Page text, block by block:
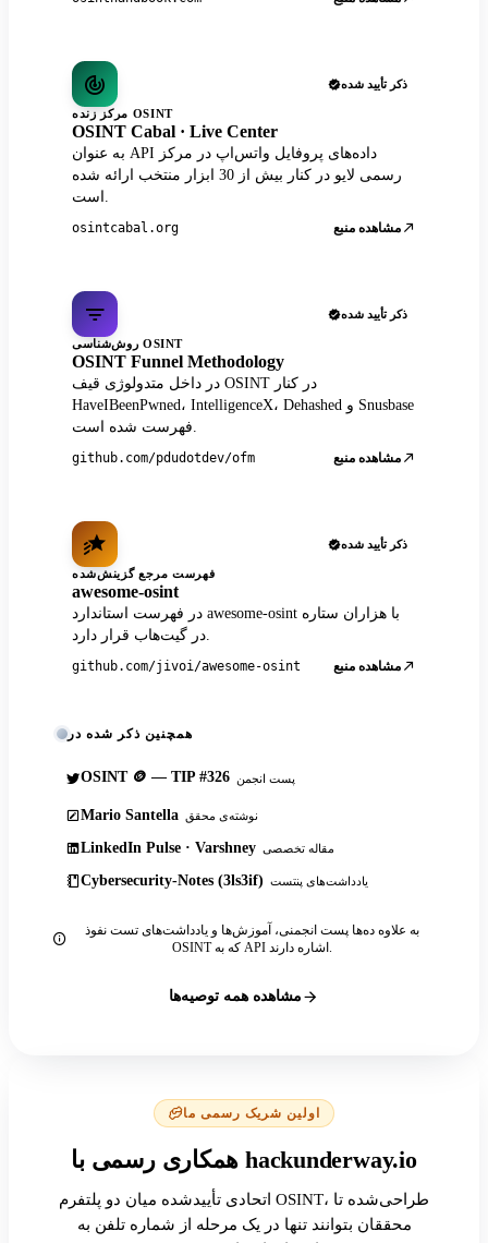
ذکر تأیید شده
مرکز زنده OSINT
OSINT Cabal · Live Center
به عنوان API داده‌های پروفایل واتس‌اپ در مرکز
رسمی لایو در کنار بیش از 30 ابزار منتخب ارائه شده
است.
osintcabal.org مشاهده منبع
ذکر تأیید شده
روش‌شناسی OSINT
OSINT Funnel Methodology
در داخل متدولوژی قیف OSINT در کنار
HaveIBeenPwned، IntelligenceX، Dehashed و Snusbase
فهرست شده است.
github.com/pdudotdev/ofm مشاهده منبع
ذکر تأیید شده
فهرست مرجع گزینش‌شده
awesome-osint
در فهرست استاندارد awesome-osint با هزاران ستاره
در گیت‌هاب قرار دارد.
github.com/jivoi/awesome-osint مشاهده منبع
همچنین ذکر شده در
OSINT 🪙 — TIP #326 پست انجمن
Mario Santella نوشته‌ی محقق
LinkedIn Pulse · Varshney مقاله تخصصی
Cybersecurity-Notes (3ls3if) یادداشت‌های پنتست
به علاوه ده‌ها پست انجمنی، آموزش‌ها و یادداشت‌های تست نفوذ
OSINT که به API اشاره دارند.
مشاهده همه توصیه‌ها
اولین شریک رسمی ما
همکاری رسمی با hackunderway.io
اتحادی تأییدشده میان دو پلتفرم OSINT، طراحی‌شده تا
محققان بتوانند تنها در یک مرحله از شماره تلفن به